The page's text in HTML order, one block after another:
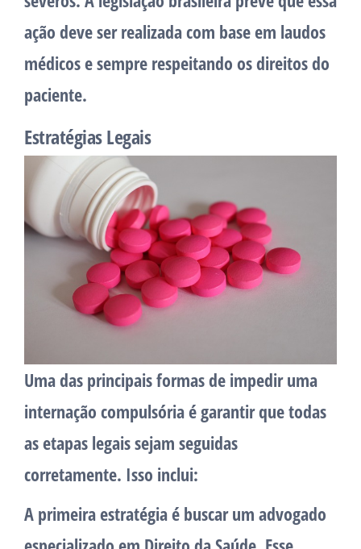
ação deve ser realizada com base em laudos
médicos e sempre respeitando os direitos do
paciente.
Estratégias Legais
Uma das principais formas de impedir uma
internação compulsória é garantir que todas
as etapas legais sejam seguidas
corretamente. Isso inclui:
A primeira estratégia é buscar um advogado